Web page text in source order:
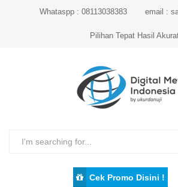
Whataspp : 08113038383 email :
Pilihan Tepat Hasil
Cek Promo Disini !